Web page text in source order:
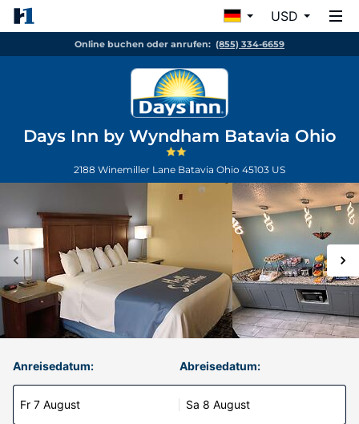
USD
Online buchen oder anrufen: (855) 334-6659
Days Inn by Wyndham Batavia Ohio
2188 Winemiller Lane Batavia Ohio 45103 US
Anreisedatum:
Fr 7 August
Abreisedatum:
Sa 8 August